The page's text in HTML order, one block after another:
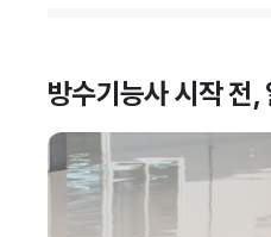
방수기능사시작 전,